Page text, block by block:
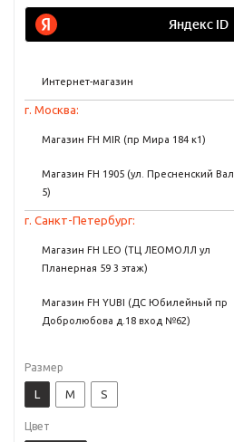
Интернет-магазин
г. Москва:
Магазин FH MIR (пр Мира 184 к1)
Магазин FH 1905 (ул. Пресненский Вал,
5)
г. Санкт-Петербург:
Магазин FH LEO (ТЦ ЛЕОМОЛЛ ул
Планерная 59 3 этаж)
Магазин FH YUBI (ДС Юбилейный пр
Добролюбова д.18 вход №62)
Размер
L M S
Цвет